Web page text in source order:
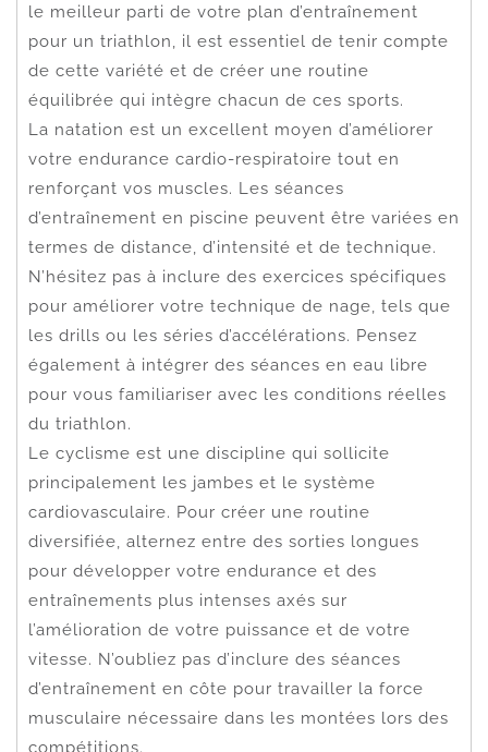
le meilleur parti de votre plan d’entraînement
pour un triathlon, il est essentiel de tenir compte
de cette variété et de créer une routine
équilibrée qui intègre chacun de ces sports.
La natation est un excellent moyen d’améliorer
votre endurance cardio-respiratoire tout en
renforçant vos muscles. Les séances
d’entraînement en piscine peuvent être variées en
termes de distance, d’intensité et de technique.
N’hésitez pas à inclure des exercices spécifiques
pour améliorer votre technique de nage, tels que
les drills ou les séries d’accélérations. Pensez
également à intégrer des séances en eau libre
pour vous familiariser avec les conditions réelles
du triathlon.
Le cyclisme est une discipline qui sollicite
principalement les jambes et le système
cardiovasculaire. Pour créer une routine
diversifiée, alternez entre des sorties longues
pour développer votre endurance et des
entraînements plus intenses axés sur
l’amélioration de votre puissance et de votre
vitesse. N’oubliez pas d’inclure des séances
d’entraînement en côte pour travailler la force
musculaire nécessaire dans les montées lors des
compétitions.